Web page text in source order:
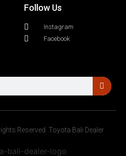
Follow Us
Instagram
Facebook
Reserved. Toyota Bali Dealer